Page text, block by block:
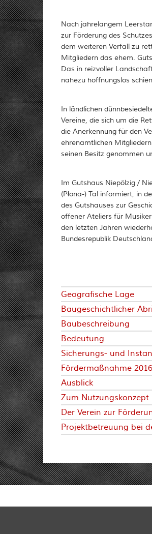
Nach jahrelangem
zur Förderung des
dem weiteren Verfall zu
Mitgliedern das ehem.
Das in reizvoller
nahezu hoffnungslos
In ländlichen
Vereine, die sich um die
die Anerkennung für den
ehrenamtlichen
seinen Besitz genommen
Im Gutshaus Niepölzig /
(Płona-) Tal informiert, in
des Gutshauses zur
offener Ateliers für
den letzten Jahren
Bundesrepublik
Geografische Lage
Baugeschichtlicher
Baubeschreibung
Bedeutung
Sicherungs- und
Fördermaßnahme
Ausblick
Zum Nutzungskonzept
Der Verein zur
Projektbetreuung bei